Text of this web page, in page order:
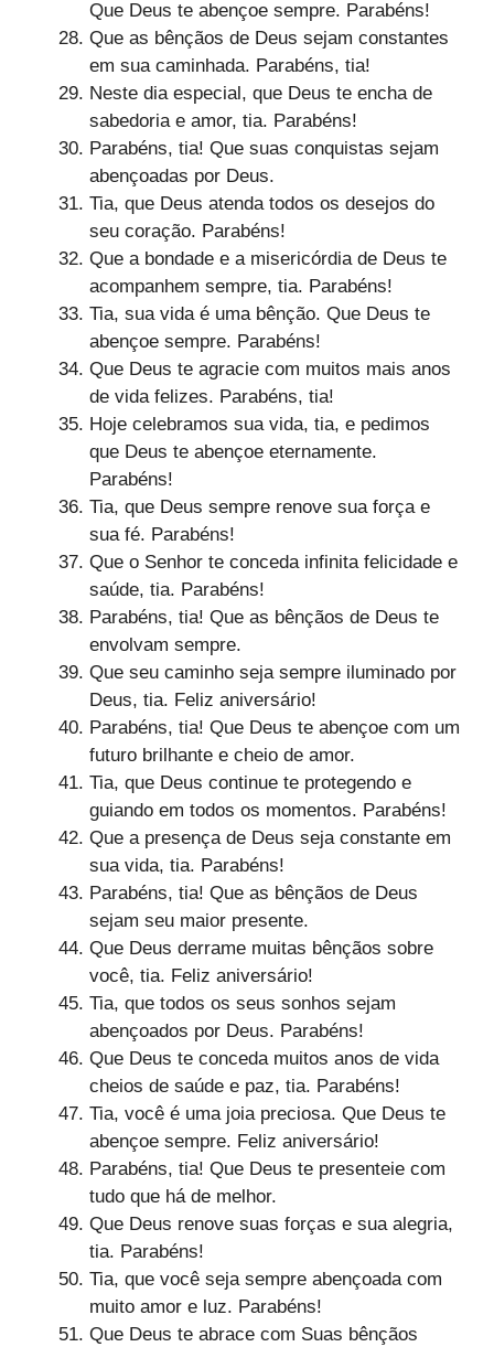
Que Deus te abençoe sempre. Parabéns!
Que as bênçãos de Deus sejam constantes
em sua caminhada. Parabéns, tia!
Neste dia especial, que Deus te encha de
sabedoria e amor, tia. Parabéns!
Parabéns, tia! Que suas conquistas sejam
abençoadas por Deus.
Tia, que Deus atenda todos os desejos do
seu coração. Parabéns!
Que a bondade e a misericórdia de Deus te
acompanhem sempre, tia. Parabéns!
Tia, sua vida é uma bênção. Que Deus te
abençoe sempre. Parabéns!
Que Deus te agracie com muitos mais anos
de vida felizes. Parabéns, tia!
Hoje celebramos sua vida, tia, e pedimos
que Deus te abençoe eternamente.
Parabéns!
Tia, que Deus sempre renove sua força e
sua fé. Parabéns!
Que o Senhor te conceda infinita felicidade e
saúde, tia. Parabéns!
Parabéns, tia! Que as bênçãos de Deus te
envolvam sempre.
Que seu caminho seja sempre iluminado por
Deus, tia. Feliz aniversário!
Parabéns, tia! Que Deus te abençoe com um
futuro brilhante e cheio de amor.
Tia, que Deus continue te protegendo e
guiando em todos os momentos. Parabéns!
Que a presença de Deus seja constante em
sua vida, tia. Parabéns!
Parabéns, tia! Que as bênçãos de Deus
sejam seu maior presente.
Que Deus derrame muitas bênçãos sobre
você, tia. Feliz aniversário!
Tia, que todos os seus sonhos sejam
abençoados por Deus. Parabéns!
Que Deus te conceda muitos anos de vida
cheios de saúde e paz, tia. Parabéns!
Tia, você é uma joia preciosa. Que Deus te
abençoe sempre. Feliz aniversário!
Parabéns, tia! Que Deus te presenteie com
tudo que há de melhor.
Que Deus renove suas forças e sua alegria,
tia. Parabéns!
Tia, que você seja sempre abençoada com
muito amor e luz. Parabéns!
Que Deus te abrace com Suas bênçãos